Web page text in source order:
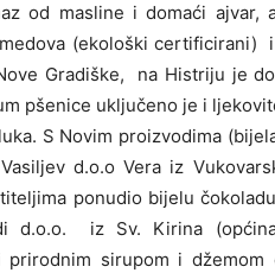
od masline i domaći ajvar,
(ekološki certificirani)
i
Gradiške, na Histriju je
pšenice uključeno je i
S Novim proizvodima
d.o.o Vera iz
ponudio bijelu
d.o.o.
iz Sv. Kirina
prirodnim sirupom i